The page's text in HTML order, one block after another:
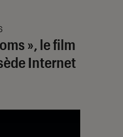
», le film
Internet